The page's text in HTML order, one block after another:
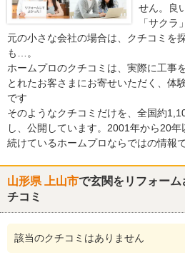
せん。良
「サク
元の小さな会社の場合は、クチコミを
も…。
ホームプロのクチコミは、実際に工事
とれたお客さまにお寄せいただく、体
です
そのようなクチコミだけを、全国約
し、公開しています。2001年から20
続けているホームプロならではの情報で
山形県 上山市で玄関をリフォー
チコミ
該当のクチコミはありません